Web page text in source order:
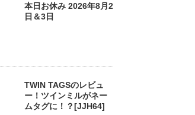
本日お休み 2026年8月2
日＆3日
TWIN TAGSのレビュ
ー！ツインミルがネー
ムタグに！？[JJH64]